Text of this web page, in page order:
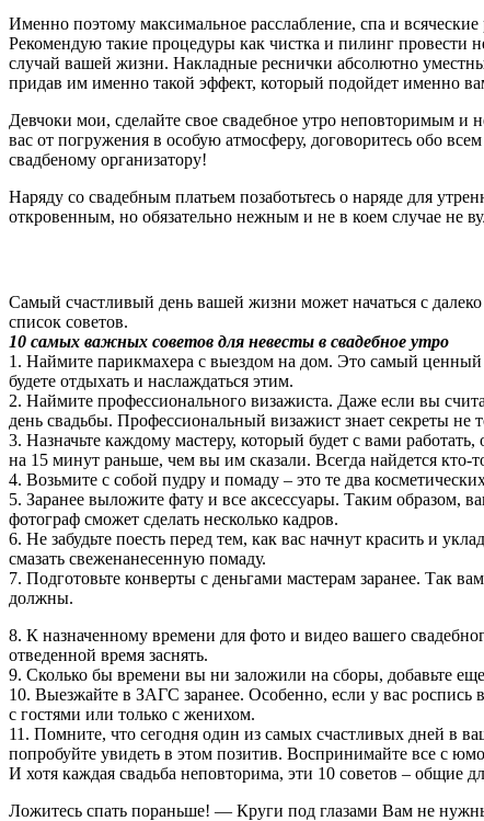
Именно поэтому максимальное расслабление, спа и
Рекомендую такие процедуры как чистка и пилинг провести
случай вашей жизни. Накладные реснички абсолютно
придав им именно такой эффект, который подойдет именно
Девчоки мои, сделайте свое свадебное утро неповторимым и
вас от погружения в особую атмосферу, договоритесь обо
свадбеному организатору!
Наряду со свадебным платьем позаботьтесь о наряде для
откровенным, но обязательно нежным и не в коем случае не
Самый счастливый день вашей жизни может начаться с
список советов.
10 самых важных советов для невесты в свадебное утро
1. Наймите парикмахера с выездом на дом. Это самый
будете отдыхать и наслаждаться этим.
2. Наймите профессионального визажиста. Даже если вы
день свадьбы. Профессиональный визажист знает секреты не
3. Назначьте каждому мастеру, который будет с вами
на 15 минут раньше, чем вы им сказали. Всегда найдется кто-
4. Возьмите с собой пудру и помаду – это те два
5. Заранее выложите фату и все аксессуары. Таким образом,
фотограф сможет сделать несколько кадров.
6. Не забудьте поесть перед тем, как вас начнут красить и
смазать свеженанесенную помаду.
7. Подготовьте конверты с деньгами мастерам заранее. Так
должны.
8. К назначенному времени для фото и видео вашего
отведенной время заснять.
9. Сколько бы времени вы ни заложили на сборы, добавьте
10. Выезжайте в ЗАГС заранее. Особенно, если у вас
с гостями или только с женихом.
11. Помните, что сегодня один из самых счастливых дней в
попробуйте увидеть в этом позитив. Воспринимайте все с
И хотя каждая свадьба неповторима, эти 10 советов – общие
Ложитесь спать пораньше! — Круги под глазами Вам не